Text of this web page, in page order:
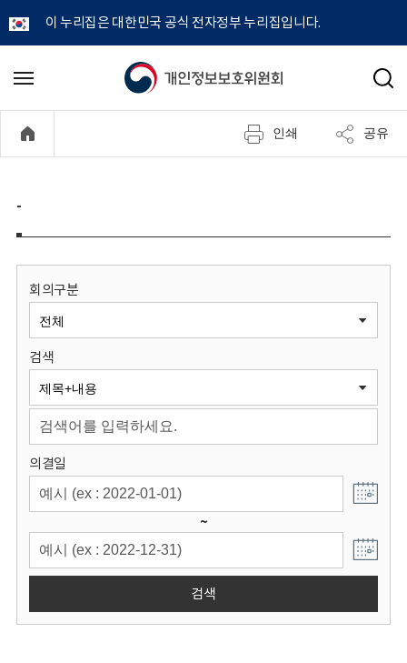
이 누리집은 대한민국 공식 전자정부 누리집입니다.
개
정
보
원
회
메
기
검
인쇄 공유
-
회의구분
검색
의결일
~
검색